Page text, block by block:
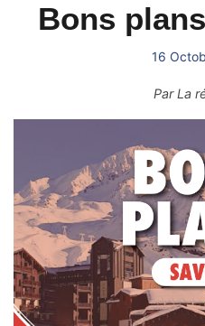
Bons
16
ParLa